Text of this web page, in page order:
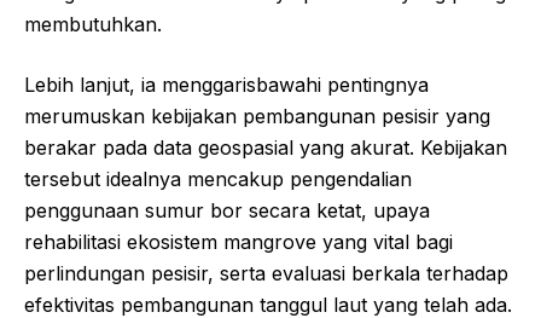
membutuhkan.
Lebih lanjut, ia menggarisbawahi pentingnya
merumuskan kebijakan pembangunan pesisir yang
berakar pada data geospasial yang akurat. Kebijakan
tersebut idealnya mencakup pengendalian
penggunaan sumur bor secara ketat, upaya
rehabilitasi ekosistem mangrove yang vital bagi
perlindungan pesisir, serta evaluasi berkala terhadap
efektivitas pembangunan tanggul laut yang telah ada.